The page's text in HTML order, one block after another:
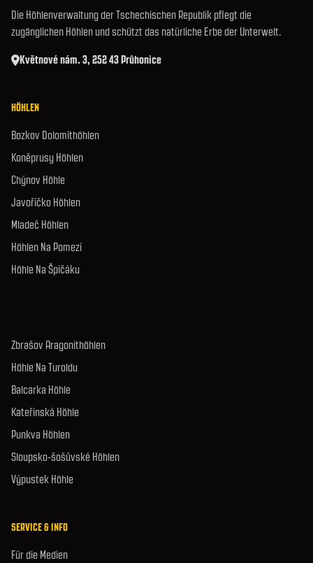
Die Höhlenverwaltung der Tschechischen Republik pflegt die
zugänglichen Höhlen und schützt das natürliche Erbe der Unterwelt.
Květnové nám. 3, 252 43 Průhonice
HÖHLEN
Bozkov Dolomithöhlen
Koněprusy Höhlen
Chýnov Höhle
Javoříčko Höhlen
Mladeč Höhlen
Höhlen Na Pomezí
Höhle Na Špičáku
Zbrašov Aragonithöhlen
Höhle Na Turoldu
Balcarka Höhle
Kateřinská Höhle
Punkva Höhlen
Sloupsko-šošůvské Höhlen
Výpustek Höhle
SERVICE & INFO
Für die Medien